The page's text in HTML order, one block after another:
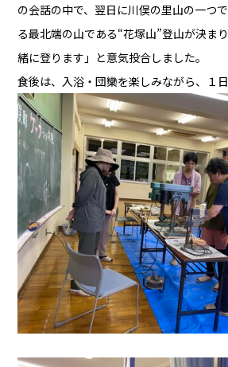
の会話の中で、翌日に川俣の里山の一つ
る最北端の山である“花塚山”登山が決ま
緒に登ります」と意気投合しました。
食後は、入浴・団欒を楽しみながら、１